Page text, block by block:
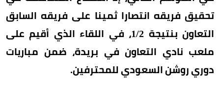
تحقيق فريقه انتصارا ثمينا على فريقه السابق
التعاون بنتيجة 1/2، في اللقاء الذي أقيم على
ملعب نادي التعاون في بريدة، ضمن مباريات
دوري روشن السعودي للمحترفين.